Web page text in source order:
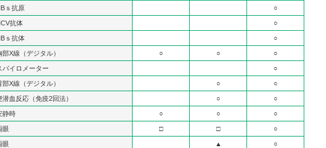
ｓ抗原 ○
抗体 ○
ｓ抗体 ○
部X線（デジタル） ○ ○ ○
パイロメーター ○
部X線（デジタル） ○ ○
潜血反応（免疫2回法） ○ ○
静時 ○ ○ ○
眼 □ □ ○
眼 ▲ ○